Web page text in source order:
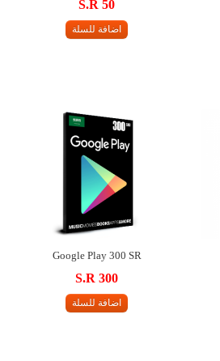
S.R 50
اضافة للسلة
Google Play 300 SR
S.R 300
اضافة للسلة